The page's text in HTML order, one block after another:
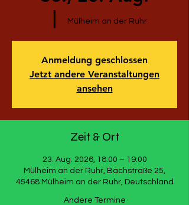
Mülheim an der Ruhr
Anmeldung geschlossen
Jetzt andere Veranstaltungen
ansehen
Zeit & Ort
23. Aug. 2026, 18:00 – 19:00
Mülheim an der Ruhr, Bachstraße 25,
45468 Mülheim an der Ruhr, Deutschland
Andere Termine